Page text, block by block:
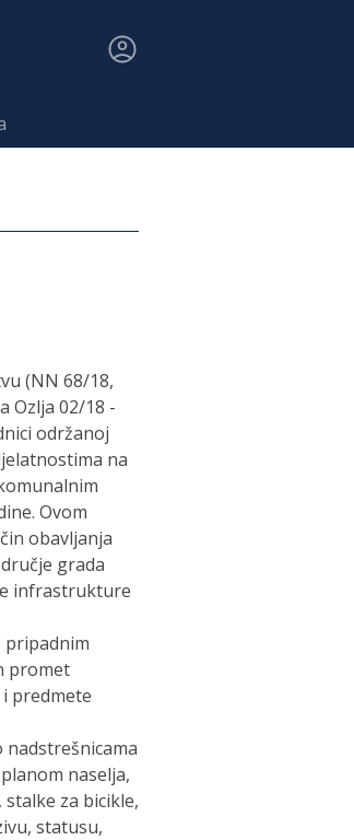
(NN 68/18,
Ozlja 02/18 -
održanoj
na
Ovom
obavljanja
grada
infrastrukture
pripadnim
promet
predmete
nadstrešnicama
naselja,
za bicikle,
statusu,